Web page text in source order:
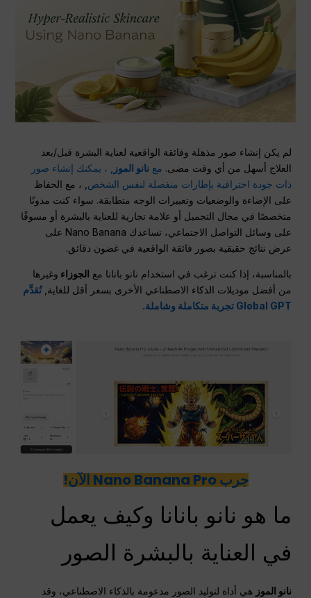
لم يكن إنشاء صور مذهلة وفائقة الواقعية لعناية البشرة قبل/بعد
العلاج أسهل من أي وقت مضى. مع نانو الموز
, ، يمكنك إنشاء صور
ذات جودة احترافية بإطارات منفصلة لنفس الشخص , ، مع الحفاظ
على الإضاءة والوضعيات وتعبيرات الوجه متطابقة. سواء كنت مدونًا
متخصصًا في مجال التجميل أو علامة تجارية للعناية بالبشرة أو مسوقًا
على وسائل التواصل الاجتماعي، تساعدك Nano Banana على
عرض نتائج حقيقية بصور فائقة الواقعية في غضون دقائق.
بالمناسبة، إذا كنت ترغب في استخدام نانو بانانا مع الجوزاء وغيرها
من أفضل موديلات الذكاء الاصطناعي الأخرى بسعر أقل للغاية,تُقدِّم
Global GPT تجربة متكاملة وشاملة.
جرب Nano Banana Pro الآن!
ما هو نانو بانانا وكيف يعمل
في العناية بالبشرة الصور
نانو الموز هي أداة لتوليد الصور مدعومة بالذكاء الاصطناعي، وقد